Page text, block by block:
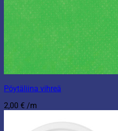
Pöytäliina vihreä
2,00 € /m